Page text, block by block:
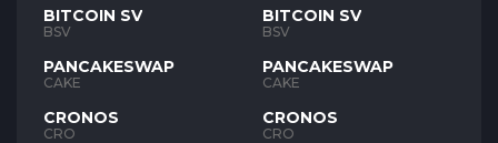
BITCOIN SV
BSV
PANCAKESWAP
CAKE
CRONOS
CRO
BITCOIN SV
BSV
PANCAKESWAP
CAKE
CRONOS
CRO